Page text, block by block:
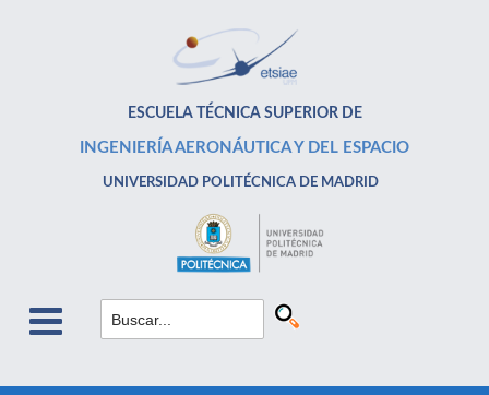
ESCUELA TÉCNICA SUPERIOR DE
INGENIERÍA AERONÁUTICA Y DEL ESPACIO
UNIVERSIDAD POLITÉCNICA DE MADRID